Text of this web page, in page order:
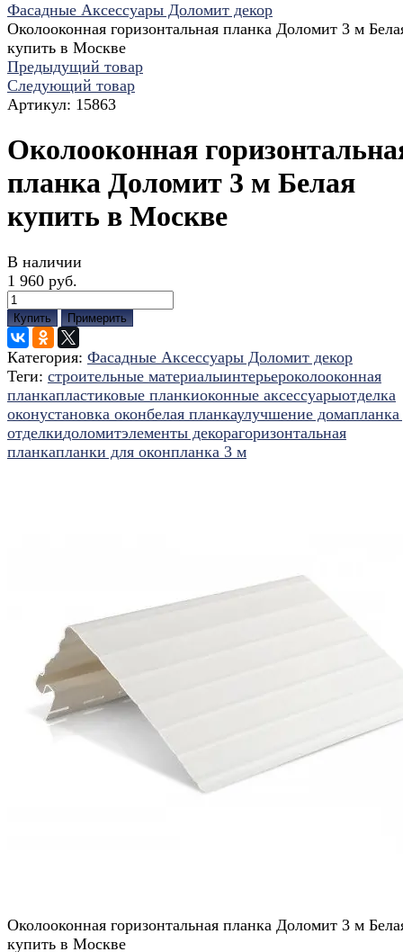
Фасадные Аксессуары Доломит декор
Околооконная горизонтальная планка Доломит 3 м
купить в Москве
Предыдущий товар
Следующий товар
Артикул: 15863
Околооконная
планка Доломит 3 м Белая
купить в Москве
В наличии
1 960 руб.
Купить Примерить
Категория: Фасадные Аксессуары Доломит декор
Теги: строительные материалыинтерьероколооконная
планкапластиковые планкиоконные аксессуарыотделка
оконустановка оконбелая планкаулучшение домапланка
отделкидоломитэлементы декорагоризонтальная
планкапланки для оконпланка 3 м
Околооконная горизонтальная планка Доломит 3 м
купить в Москве